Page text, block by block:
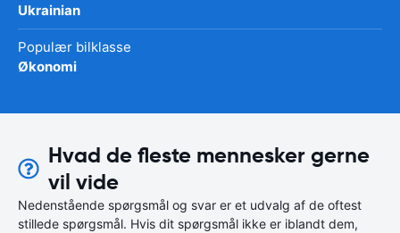
Ukrainian
Populær bilklasse
Økonomi
Hvad de fleste mennesker gerne
vil vide
Nedenstående spørgsmål og svar er et udvalg af de oftest
stillede spørgsmål. Hvis dit spørgsmål ikke er iblandt dem,